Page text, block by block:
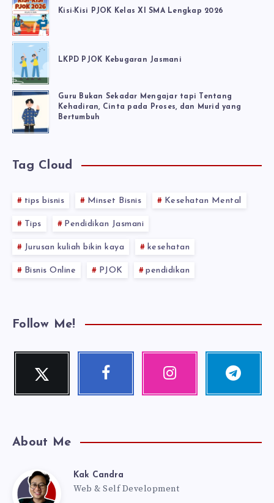
Kisi-Kisi PJOK Kelas XI SMA Lengkap 2026
LKPD PJOK Kebugaran Jasmani
Guru Bukan Sekadar Mengajar tapi Tentang
Kehadiran, Cinta pada Proses, dan Murid yang
Bertumbuh
Tag Cloud
tips bisnis Minset Bisnis Kesehatan Mental
Tips Pendidikan Jasmani
Jurusan kuliah bikin kaya kesehatan
Bisnis Online PJOK pendidikan
Follow Me!
Twitter
Follow
Facebook Instagram Telegram
Follow
About Me
Kak Kak Candra
Web & Self Development